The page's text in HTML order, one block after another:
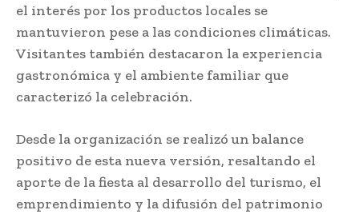
el interés por los productos locales se
mantuvieron pese a las condiciones climáticas.
Visitantes también destacaron la experiencia
gastronómica y el ambiente familiar que
caracterizó la celebración.
Desde la organización se realizó un balance
positivo de esta nueva versión, resaltando el
aporte de la fiesta al desarrollo del turismo, el
emprendimiento y la difusión del patrimonio